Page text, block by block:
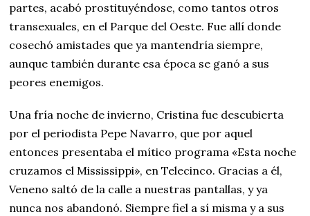
partes, acabó prostituyéndose, como tantos otros
transexuales, en el Parque del Oeste. Fue allí donde
cosechó amistades que ya mantendría siempre,
aunque también durante esa época se ganó a sus
peores enemigos.
Una fría noche de invierno, Cristina fue descubierta
por el periodista Pepe Navarro, que por aquel
entonces presentaba el mítico programa «Esta noche
cruzamos el Mississippi», en Telecinco. Gracias a él,
Veneno saltó de la calle a nuestras pantallas, y ya
nunca nos abandonó. Siempre fiel a sí misma y a sus